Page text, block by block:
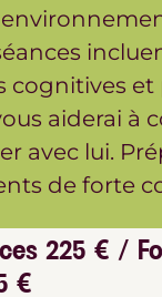
cognitives
aiderai à
avec lui.
de forte
225 € /
€